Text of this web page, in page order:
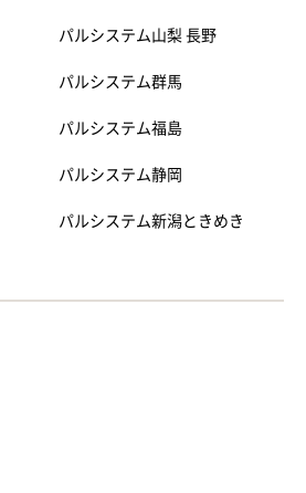
パルシステム山梨 長野
パルシステム群馬
パルシステム福島
パルシステム静岡
パルシステム新潟ときめき